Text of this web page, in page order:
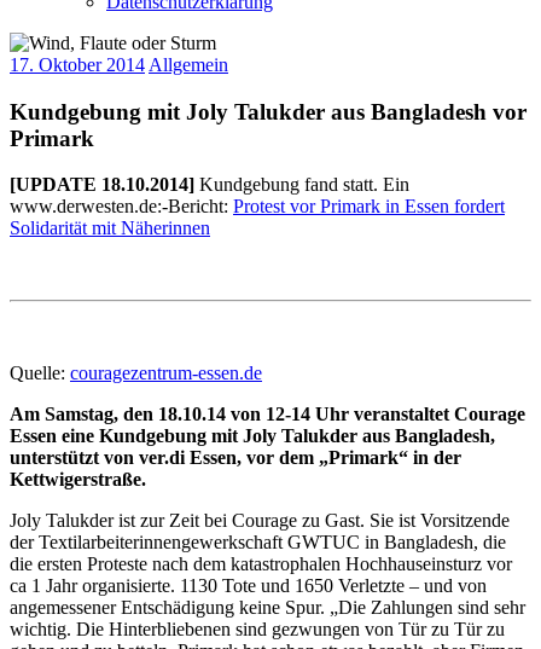
17. Oktober 2014 Allgemein
Kundgebung mit Joly Talukder aus Bangladesh vor
Primark
[UPDATE 18.10.2014] Kundgebung fand statt. Ein
www.derwesten.de:-Bericht: Protest vor Primark in Essen fordert
Solidarität mit Näherinnen
Quelle: couragezentrum-essen.de
Am Samstag, den 18.10.14 von 12-14 Uhr veranstaltet Courage
Essen eine Kundgebung mit Joly Talukder aus Bangladesh,
unterstützt von ver.di Essen, vor dem „Primark“ in der
Kettwigerstraße.
Joly Talukder ist zur Zeit bei Courage zu Gast. Sie ist Vorsitzende
der Textilarbeiterinnengewerkschaft GWTUC in Bangladesh, die
die ersten Proteste nach dem katastrophalen Hochhauseinsturz vor
ca 1 Jahr organisierte. 1130 Tote und 1650 Verletzte – und von
angemessener Entschädigung keine Spur. „Die Zahlungen sind sehr
wichtig. Die Hinterbliebenen sind gezwungen von Tür zu Tür zu